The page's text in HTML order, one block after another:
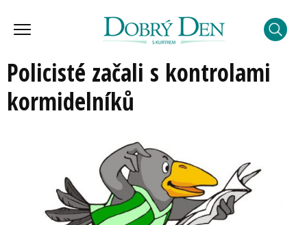
Policisté začali s kontrolami
kormidelníků